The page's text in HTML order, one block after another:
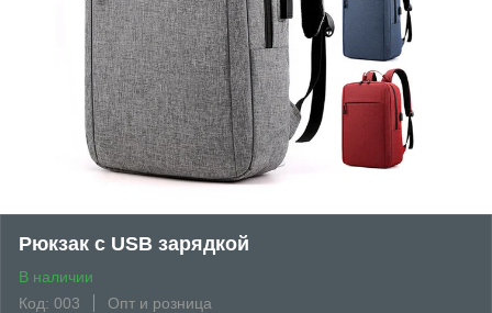
Рюкзак с USB зарядкой
В наличии
Код: 003
Опт и розница